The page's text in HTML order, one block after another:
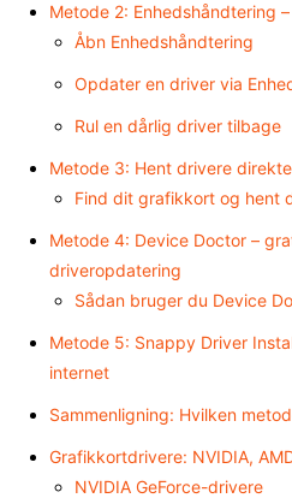
Metode 2: Enhedshåndtering
Åbn Enhedshåndtering
Opdater en driver via
Rul en dårlig driver tilbage
Metode 3: Hent drivere
Find dit grafikkort og hent
Metode 4: Device Doctor –
driveropdatering
Sådan bruger du Device
Metode 5: Snappy Driver
internet
Sammenligning: Hvilken
Grafikkortdrivere: NVIDIA,
NVIDIA GeForce-drivere